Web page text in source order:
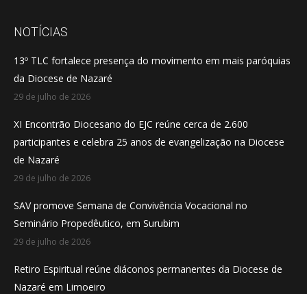
opens
new
window
opens
new
window
opens
new
window
NOTÍCIAS
13º TLC fortalece presença do movimento em mais paróquias
da Diocese de Nazaré
29 de julho de 2026
XI Encontrão Diocesano do EJC reúne cerca de 2.600
participantes e celebra 25 anos de evangelização na Diocese
de Nazaré
29 de julho de 2026
SAV promove Semana de Convivência Vocacional no
Seminário Propedêutico, em Surubim
29 de julho de 2026
Retiro Espiritual reúne diáconos permanentes da Diocese de
Nazaré em Limoeiro